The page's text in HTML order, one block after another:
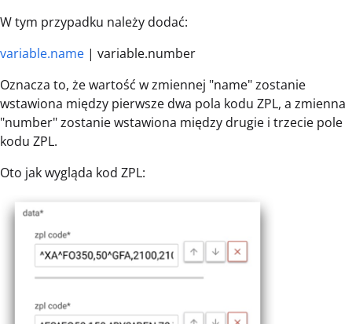
W tym przypadku należy dodać:
variable.name | variable.number
Oznacza to, że wartość w zmiennej "name" zostanie
wstawiona między pierwsze dwa pola kodu ZPL, a zmienna
"number" zostanie wstawiona między drugie i trzecie pole
kodu ZPL.
Oto jak wygląda kod ZPL: